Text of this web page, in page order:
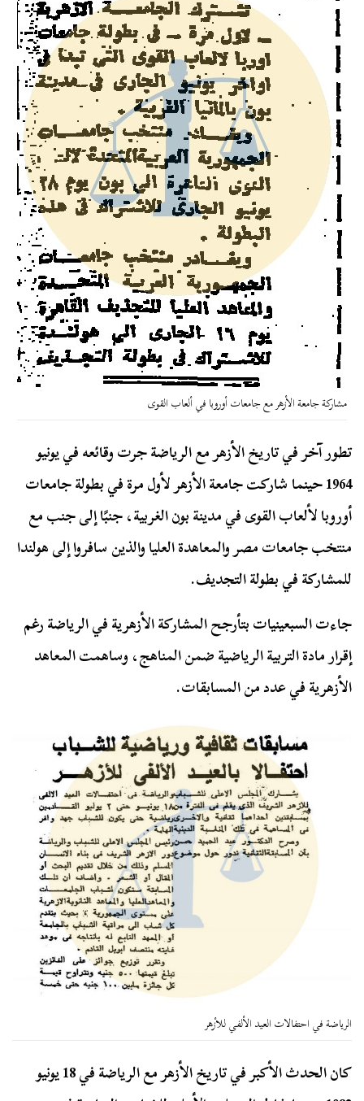
مشاركة جامعة الأزهر مع جامعات أوروبا في ألعاب القوى
تطور آخر في تاريخ الأزهر مع الرياضة جرت وقائعه في يونيو
1964 حينما شاركت جامعة الأزهر لأول مرة في بطولة جامعات
أوروبا لألعاب القوى في مدينة بون الغربية، جنبًا إلى جنب مع
منتخب جامعات مصر والمعاهدة العليا والذين سافروا إلى هولندا
للمشاركة في بطولة التجديف.
جاءت السبعينيات بتأرجح المشاركة الأزهرية في الرياضة رغم
إقرار مادة التربية الرياضية ضمن المناهج، وساهمت المعاهد
الأزهرية في عدد من المسابقات.
الرياضة في احتفالات العيد الألفي للأزهر
كان الحدث الأكبر في تاريخ الأزهر مع الرياضة في 18 يونيو